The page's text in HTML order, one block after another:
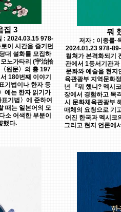
집 3
: 2024.03.15 978-
이 시간을 즐기던
대 설화를 모집하
노가타리 (宇治拾
원문〉의 총 197
180번째 이야기
기법이나 한자 등
에는 한자 읽기가
기법〉에 준하여
때는 일본어의 모
소 어색한 부분이
했다.
뭐
저자 : 이종률·
2024.01.23 978-
컬쳐가 본격화되기
관에서 1등서기관
문화와 예술을 현지
육관광부 지역문화
년 『뭐 했니? 멕시
장에서 경험하고 목
시 문화체육관광부
매체의 요청으로 기
어진 한국과 멕시코
그리고 현지 언론에